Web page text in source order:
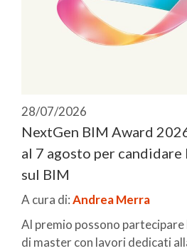
28/07/2026
NextGen BIM Award
al 7 agosto per
sul BIM
A cura di:Andrea Merra
Al premio possono
di master con lavori dedicati